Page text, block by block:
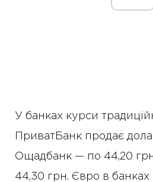
У банках курси
ПриватБанк продає
Ощадбанк — по 44,20
44,30 грн. Євро в банках